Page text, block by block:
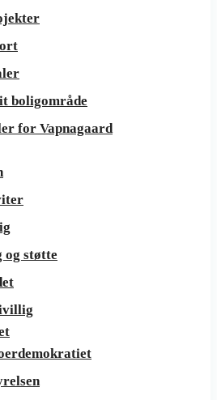
boligområde
for Vapnagaard
og støtte